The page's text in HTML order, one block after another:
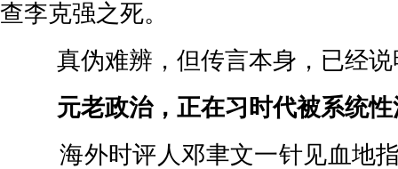
查李克强之死。
真伪难辨，但传言本身，已经说
元老政治，正在习时代被系统
海外时评人邓聿文一针见血地指